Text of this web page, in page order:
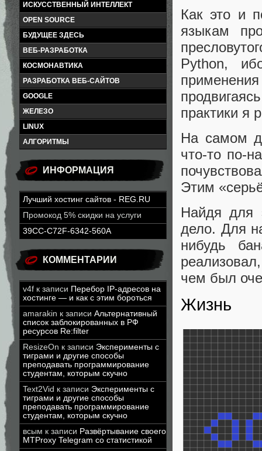
ИСКУССТВЕННЫЙ ИНТЕЛЛЕКТ
OPEN SOURCE
БУДУЩЕЕ ЗДЕСЬ
ВЕБ-РАЗРАБОТКА
КОСМОНАВТИКА
РАЗРАБОТКА ВЕБ-САЙТОВ
GOOGLE
ЖЕЛЕЗО
LINUX
АЛГОРИТМЫ
ИНФОРМАЦИЯ
Лучший хостинг сайтов - REG.RU
Промокод 5% скидки на услуги
39CC-C72F-6342-560A
КОММЕНТАРИИ
v4f к записи Перебор IP-адресов на
хостинге — и как с этим бороться
amarakin к записи Альтернативный
список заблокированных в РФ
ресурсов Re:filter
ResizeOn к записи Эксперименты с
тиграми и другие способы
преподавать программирование
студентам, которым скучно
Text2Vid к записи Эксперименты с
тиграми и другие способы
преподавать программирование
студентам, которым скучно
всым к записи Развёртывание своего
MTProxy Telegram со статистикой
Как это и
языкам
Python,
практики я
На самом
что-то по-
Этим
Найдя для
дело. Для
нибудь
чем был
Жизнь